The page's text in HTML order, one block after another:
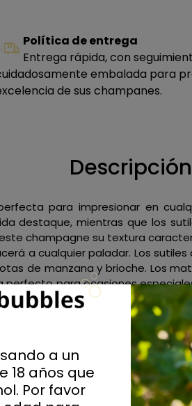
Política de entrega
Entrega rápida, con
embalada para
de sus champanes.
Descripción
para impresionar en
destaque, mientras que los
champagne su textura
a cualquier paladar. Los
de manzana y brioche. Los
para ocasiones
perfecto para un aperitivo.
"larga vida" en francés, ¡y
frutales y florales,
a un
18 años que
Por favor